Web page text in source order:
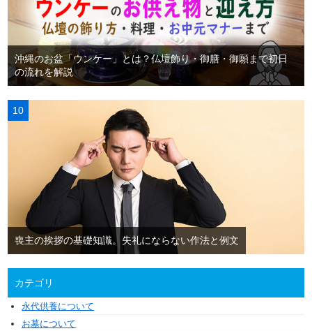
沖縄のお盆「ウンケー」とは？仏壇飾り・御膳・御願まで初日
の流れを解説
喪主の挨拶の基礎知識。失礼にならない作法と例文
カテゴリ
永代供養について
お墓について